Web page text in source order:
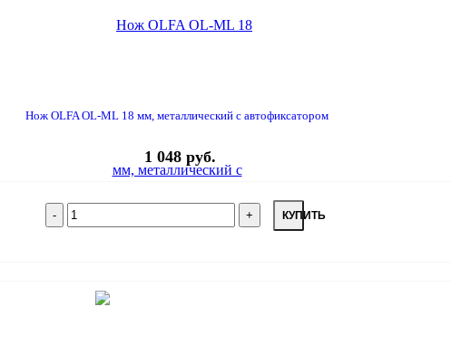
Нож OLFA OL-ML 18 мм, металлический с автофиксатором
1 048 руб.
КУПИТЬ